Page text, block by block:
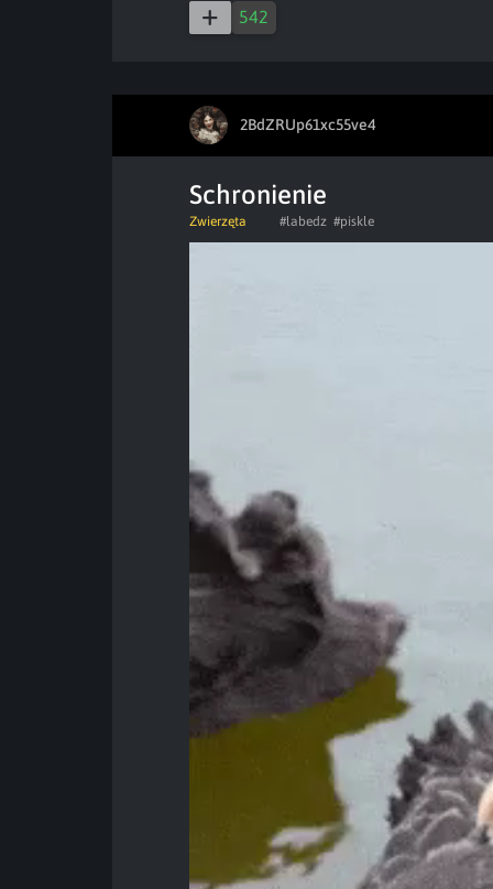
542
2BdZRUp61xc55ve4
Schronienie
Zwierzęta #labedz #piskle